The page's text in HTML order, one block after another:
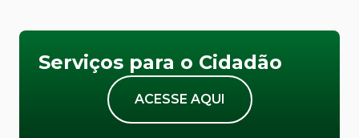
Serviços para o Cidadão
ACESSE AQUI